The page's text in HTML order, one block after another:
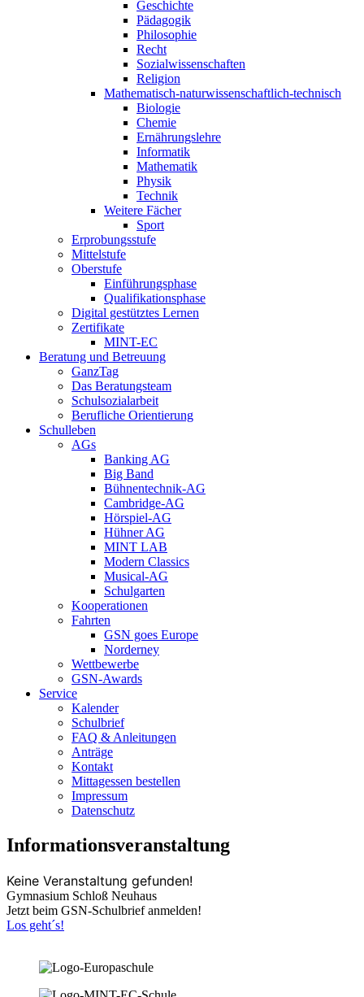
Geschichte
Pädagogik
Philosophie
Recht
Sozialwissenschaften
Religion
Mathematisch-naturwissenschaftlich-technisch
Biologie
Chemie
Ernährungslehre
Informatik
Mathematik
Physik
Technik
Weitere Fächer
Sport
Erprobungsstufe
Mittelstufe
Oberstufe
Einführungsphase
Qualifikationsphase
Digital gestütztes Lernen
Zertifikate
MINT-EC
Beratung und Betreuung
GanzTag
Das Beratungsteam
Schulsozialarbeit
Berufliche Orientierung
Schulleben
AGs
Banking AG
Big Band
Bühnentechnik-AG
Cambridge-AG
Hörspiel-AG
Hühner AG
MINT LAB
Modern Classics
Musical-AG
Schulgarten
Kooperationen
Fahrten
GSN goes Europe
Norderney
Wettbewerbe
GSN-Awards
Service
Kalender
Schulbrief
FAQ & Anleitungen
Anträge
Kontakt
Mittagessen bestellen
Impressum
Datenschutz
Informationsveranstaltung
Keine Veranstaltung gefunden!
Gymnasium Schloß Neuhaus
Jetzt beim GSN-Schulbrief anmelden!
Los geht´s!